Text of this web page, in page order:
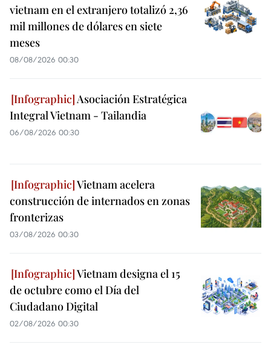
vietnam en el extranjero totalizó 2,36
mil millones de dólares en siete
meses
08/08/2026 00:30
Asociación Estratégica
Integral Vietnam - Tailandia
06/08/2026 00:30
Vietnam acelera
construcción de internados en zonas
fronterizas
03/08/2026 00:30
Vietnam designa el 15
de octubre como el Día del
Ciudadano Digital
02/08/2026 00:30